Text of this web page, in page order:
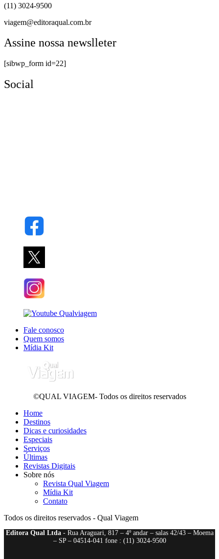
(11) 3024-9500
viagem@editoraqual.com.br
Assine nossa newslleter
[sibwp_form id=22]
Social
Fale conosco
Quem somos
Mídia Kit
©QUAL VIAGEM- Todos os direitos reservados
Home
Destinos
Dicas e curiosidades
Especiais
Serviços
Últimas
Revistas Digitais
Sobre nós
Revista Qual Viagem
Mídia Kit
Contato
Todos os direitos reservados - Qual Viagem
Editora Qual Ltda- Rua Araguari, 817 – 4º andar – salas 42/43 – Moema
– SP – 04514-041 fone : (11) 3024-9500